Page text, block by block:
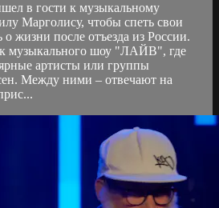
в гости к музыкальному
Марголису, чтобы спеть свои
о жизни после отъезда из России.
музыкального шоу "ЛАЙВ", где
артисты или группы
Между ними – отвечают на